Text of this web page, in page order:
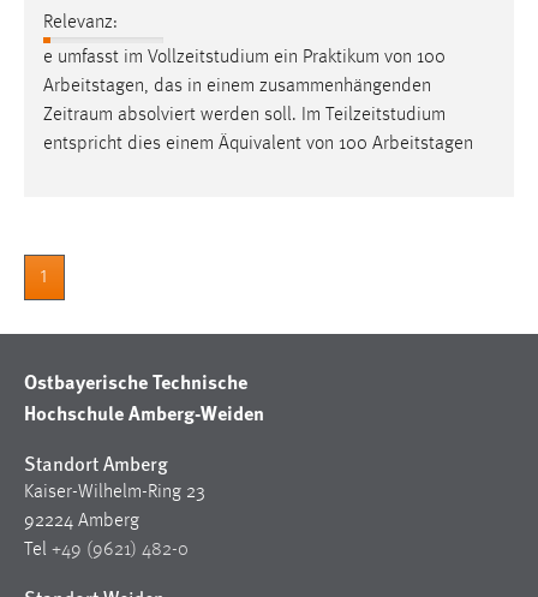
Relevanz:
e umfasst im Vollzeitstudium ein Praktikum von 100
Arbeitstagen, das in einem zusammenhängenden
Zeitraum absolviert werden soll. Im Teilzeitstudium
entspricht dies einem Äquivalent von 100 Arbeitstagen
1
Ostbayerische Technische
Hochschule Amberg-Weiden
Standort Amberg
Kaiser-Wilhelm-Ring 23
92224 Amberg
Tel +49 (9621) 482-0